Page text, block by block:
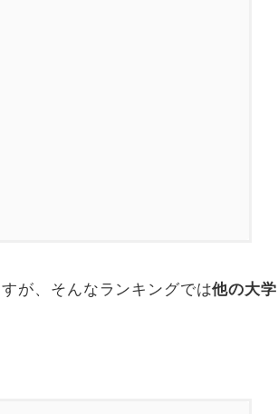
が、そんなランキングでは他の大学